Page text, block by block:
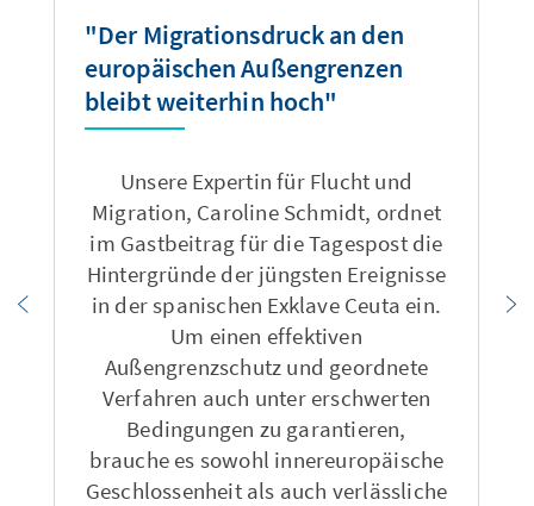
"Der Migrationsdruck an den
europäischen Außengrenzen
bleibt weiterhin hoch"
Unsere Expertin für Flucht und
Migration, Caroline Schmidt, ordnet
im Gastbeitrag für die Tagespost die
Hintergründe der jüngsten Ereignisse
in der spanischen Exklave Ceuta ein.
Um einen effektiven
Außengrenzschutz und geordnete
Verfahren auch unter erschwerten
Bedingungen zu garantieren,
brauche es sowohl innereuropäische
Geschlossenheit als auch verlässliche